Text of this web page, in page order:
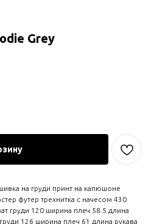
Grey
на груди принт на капюшоне
футер трехнитка с начесом 430
груди 120 ширина плеч 58.5 длина
126 ширина плеч 61 длина рукава